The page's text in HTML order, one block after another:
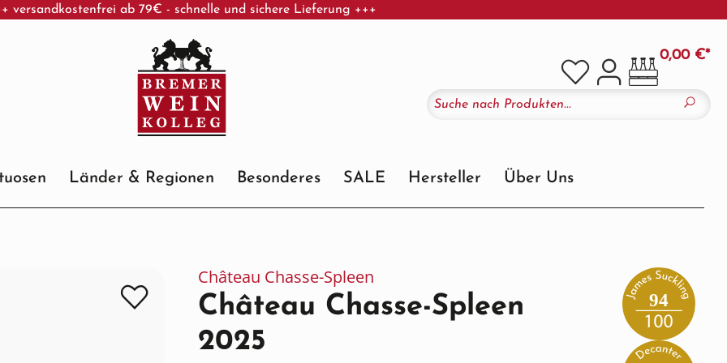
versandkostenfrei ab 79€ - schnelle und sichere Lieferung +++
0,00 €*
Länder & Regionen Besonderes SALE Hersteller Über Uns
Château Chasse-Spleen
Château Chasse-Spleen
2025
94